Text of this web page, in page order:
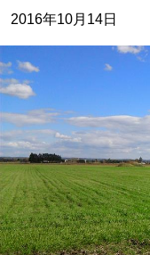
2016年10月14日